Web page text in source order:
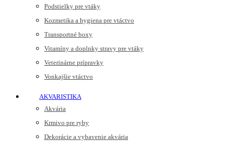
Podstielky pre vtáky
Kozmetika a hygiena pre vtáctvo
Transportné boxy
Vitamíny a doplnky stravy pre vtáky
Veterinárne prípravky
Vonkajšie vtáctvo
AKVARISTIKA
Akvária
Krmivo pre ryby
Dekorácie a vybavenie akvária